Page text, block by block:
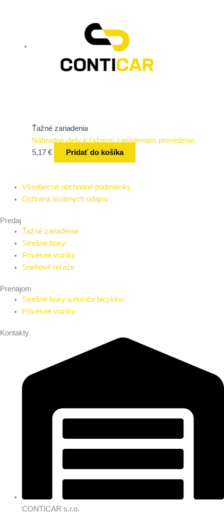
Ťažné zariadenia
Náhradné diely k ťažným zariadeniam prevedenie
5,17 € Pridať do košíka
Všeobecné obchodné podmienky
Ochrana osobných údajov
Predaj
Ťažné zariadenia
Strešné boxy
Prívesné vozíky
Snehové reťaze
Prenájom
Strešné boxy a nosiče bicyklov
Prívesné vozíky
Kontakty
CONTICAR s.r.o.